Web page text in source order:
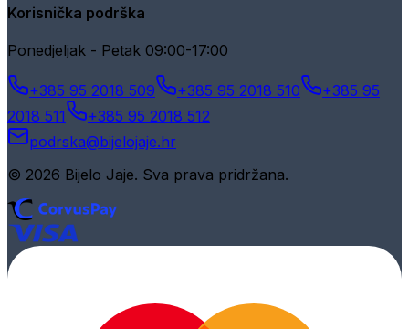
Korisnička podrška
Ponedjeljak - Petak 09:00-17:00
+385 95 2018 509 +385 95 2018 510
+385 95
2018 511
+385 95 2018 512
podrska@bijelojaje.hr
© 2026 Bijelo Jaje. Sva prava pridržana.